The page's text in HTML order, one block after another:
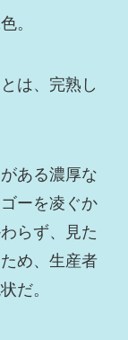
。
とは、完熟し
ある濃厚な
ーを凌ぐか
らず、見た
め、生産者
だ。